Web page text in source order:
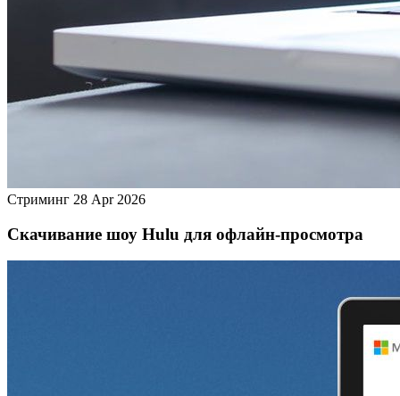
Стриминг 28 Apr 2026
Скачивание шоу Hulu для офлайн‑просмотра